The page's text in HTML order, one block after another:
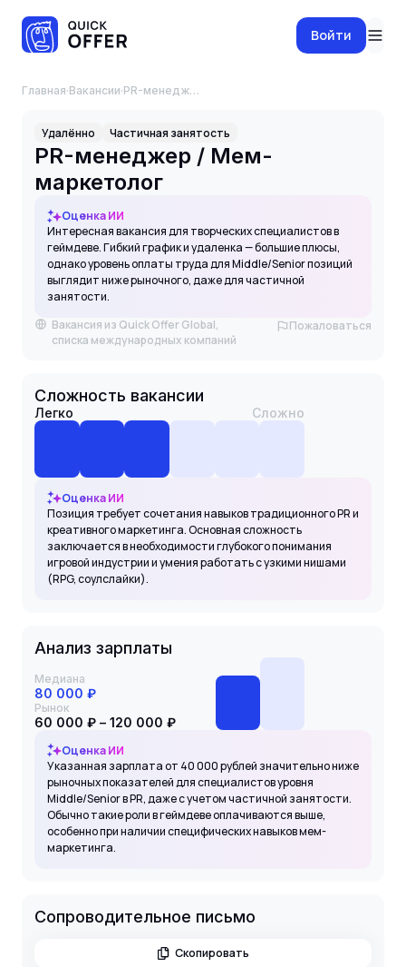
Войти
Главная·Вакансии· PR-менеджер / Мем-маркетолог
Удалённо Частичная занятость
PR-менеджер / Мем-
маркетолог
Оценка ИИ
Интересная вакансия для творческих специалистов в
геймдеве. Гибкий график и удаленка — большие плюсы,
однако уровень оплаты труда для Middle/Senior позиций
выглядит ниже рыночного, даже для частичной
занятости.
Вакансия из Quick Offer Global,
списка международных компаний
Пожаловаться
Сложность вакансии
Легко Сложно
Оценка ИИ
Позиция требует сочетания навыков традиционного PR и
креативного маркетинга. Основная сложность
заключается в необходимости глубокого понимания
игровой индустрии и умения работать с узкими нишами
(RPG, соулслайки).
Анализ зарплаты
Медиана
80 000 ₽
Рынок
60 000 ₽ – 120 000 ₽
Оценка ИИ
Указанная зарплата от 40 000 рублей значительно ниже
рыночных показателей для специалистов уровня
Middle/Senior в PR, даже с учетом частичной занятости.
Обычно такие роли в геймдеве оплачиваются выше,
особенно при наличии специфических навыков мем-
маркетинга.
Сопроводительное письмо
Скопировать